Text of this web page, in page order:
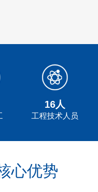
16人
工程技术人员
心优势